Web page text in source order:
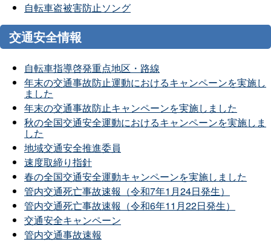
自転車盗被害防止ソング
交通安全情報
自転車指導啓発重点地区・路線
年末の交通事故防止運動におけるキャンペーンを実施し
ました
年末の交通事故防止キャンペーンを実施しました
秋の全国交通安全運動におけるキャンペーンを実施しま
した
地域交通安全推進委員
速度取締り指針
春の全国交通安全運動キャンペーンを実施しました
管内交通死亡事故速報（令和7年1月24日発生）
管内交通死亡事故速報（令和6年11月22日発生）
交通安全キャンペーン
管内交通事故速報